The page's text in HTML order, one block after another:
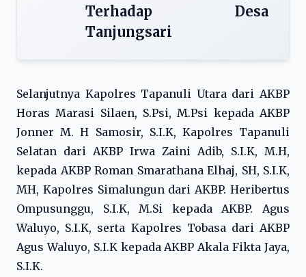
Terhadap Desa
Tanjungsari
Selanjutnya Kapolres Tapanuli Utara dari AKBP
Horas Marasi Silaen, S.Psi, M.Psi kepada AKBP
Jonner M. H Samosir, S.I.K, Kapolres Tapanuli
Selatan dari AKBP Irwa Zaini Adib, S.I.K, M.H,
kepada AKBP Roman Smarathana Elhaj, SH, S.I.K,
MH, Kapolres Simalungun dari AKBP. Heribertus
Ompusunggu, S.I.K, M.Si kepada AKBP. Agus
Waluyo, S.I.K, serta Kapolres Tobasa dari AKBP
Agus Waluyo, S.I.K kepada AKBP Akala Fikta Jaya,
S.I.K.